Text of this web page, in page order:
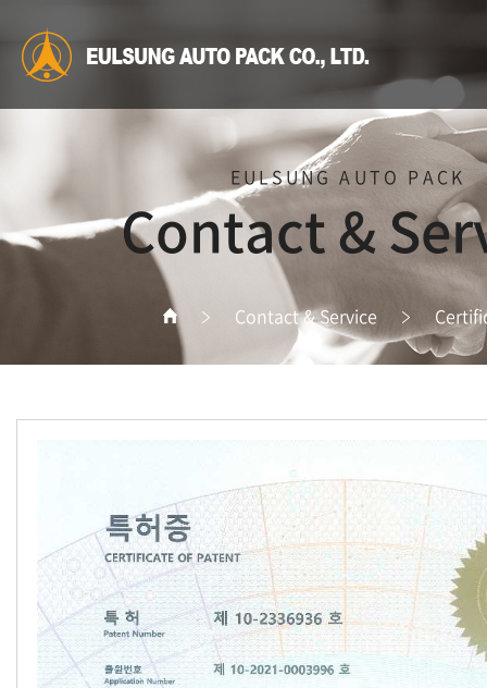
EULSUNG AUTO PACK
Contact &
Contact & Service